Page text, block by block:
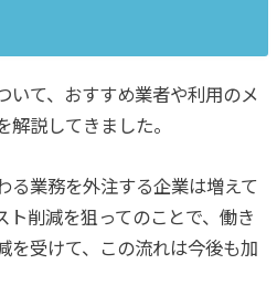
いて、おすすめ業者や利用のメ
説してきました。
る業務を外注する企業は増えて
ト削減を狙ってのことで、働き
を受けて、この流れは今後も加